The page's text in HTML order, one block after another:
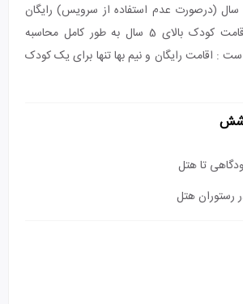
اقامت کودک زیر 5 سال (درصورت عدم استفاده از سرویس) رایگان
می‌باشد و هزینه‌ی اقامت کودک بالای 5 سال به طور کامل محاسبه
: اقامت رایگان و نیم بها تنها برای یک کودک
تا هتل
رستوران هتل